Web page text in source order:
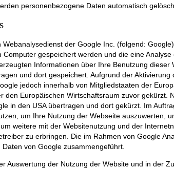
personenbezogene Daten automatisch
der Google Inc. (folgend:
Computer gespeichert werden und die eine
Informationen über Ihre Benutzung dieser
und dort gespeichert. Aufgrund der Aktivierung
jedoch innerhalb von Mitgliedstaaten der
den Europäischen Wirtschaftsraum zuvor gekürzt.
in den USA übertragen und dort gekürzt. Im
um Ihre Nutzung der Webseite auszuwerten,
weitere mit der Websitenutzung und der
zu erbringen. Die im Rahmen von Google
von Google zusammengeführt.
Auswertung der Nutzung der Website und in der